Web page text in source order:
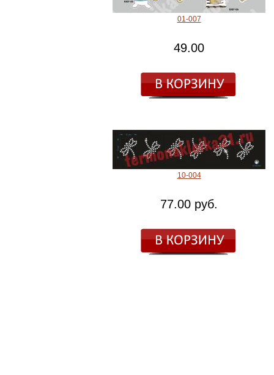
01-007
49.00
10-004
77.00 руб.